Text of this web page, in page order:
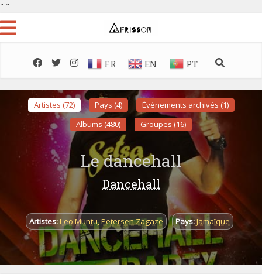
" "
FR EN PT
Artistes (72) Pays (4)
Événements archivés (1)
Albums (480)
Groupes (16)
Le dancehall
Dancehall
Artistes:Leo Muntu,Petersen Zagaze Pays:Jamaïque